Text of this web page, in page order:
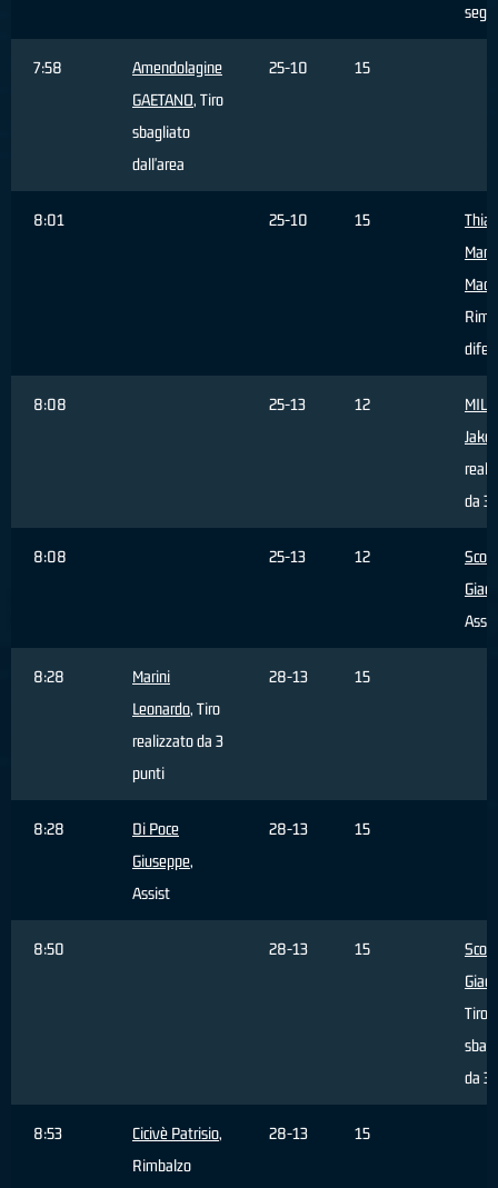
7:58
Amendolagine
GAETANO, Tiro
sbagliato
dall'area
25-10 15
8:01 25-10 15
8:08 25-13 12
da 3
8:08 25-13 12
8:28
Marini
Leonardo, Tiro
realizzato da 3
punti
28-13 15
8:28
Di Poce
Giuseppe,
Assist
28-13 15
8:50 28-13 15
Tiro
da 3
8:53 Cicivè Patrisio,
Rimbalzo
28-13 15